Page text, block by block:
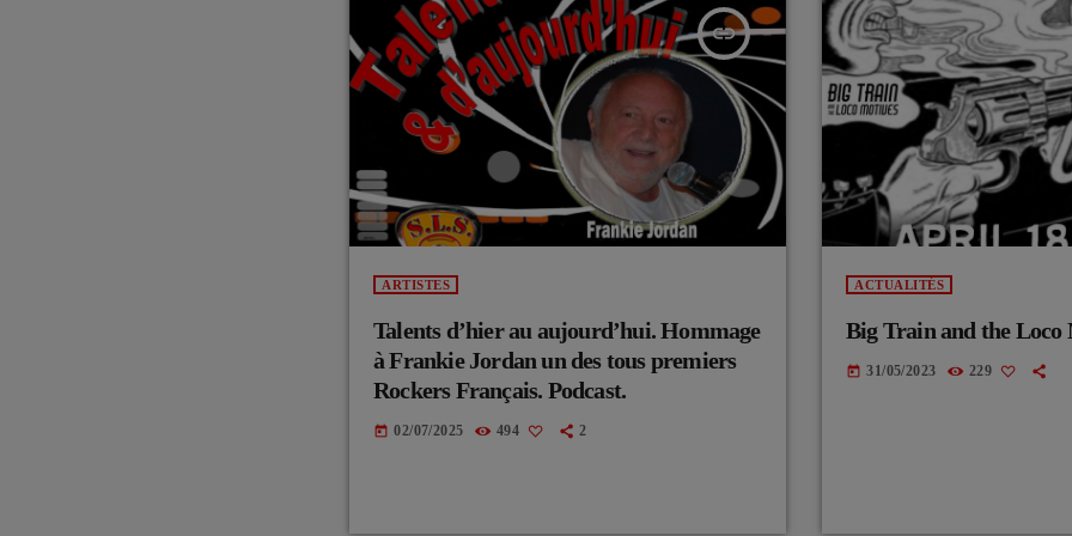
insert_link
ARTISTES
Talents d’hier au aujourd’hui. Hommage
à Frankie Jordan un des tous premiers
Rockers Français. Podcast.
today 02/07/2025 494 2
ACTUALITÉS
Big Train and the Loco
today 31/05/2023 229